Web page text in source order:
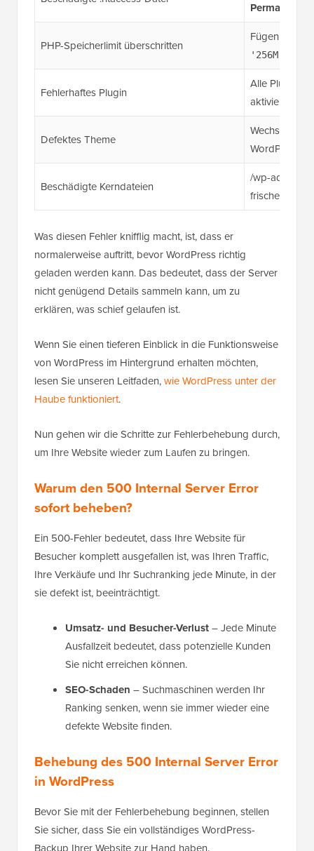
Permalinks
PHP-Speicherlimit überschritten
Fügen Sie
'256M');
Fehlerhaftes Plugin
Alle Plugins
aktivieren
Defektes Theme
Wechseln
WordPress-
Beschädigte Kerndateien
/wp-admin/
frischen
Was diesen Fehler knifflig macht, ist, dass er
normalerweise auftritt, bevor WordPress richtig
geladen werden kann. Das bedeutet, dass der Server
nicht genügend Details sammeln kann, um zu
erklären, was schief gelaufen ist.
Wenn Sie einen tieferen Einblick in die Funktionsweise
von WordPress im Hintergrund erhalten möchten,
lesen Sie unseren Leitfaden,wie WordPress unter der
Haube funktioniert.
Nun gehen wir die Schritte zur Fehlerbehebung durch,
um Ihre Website wieder zum Laufen zu bringen.
Warum den 500 Internal Server Error
sofort beheben?
Ein 500-Fehler bedeutet, dass Ihre Website für
Besucher komplett ausgefallen ist, was Ihren Traffic,
Ihre Verkäufe und Ihr Suchranking jede Minute, in der
sie defekt ist, beeinträchtigt.
Umsatz- und Besucher-Verlust– Jede Minute
Ausfallzeit bedeutet, dass potenzielle Kunden
Sie nicht erreichen können.
SEO-Schaden – Suchmaschinen werden Ihr
Ranking senken, wenn sie immer wieder eine
defekte Website finden.
Behebung des 500 Internal Server Error
in WordPress
Bevor Sie mit der Fehlerbehebung beginnen, stellen
Sie sicher, dass Sie ein vollständiges WordPress-